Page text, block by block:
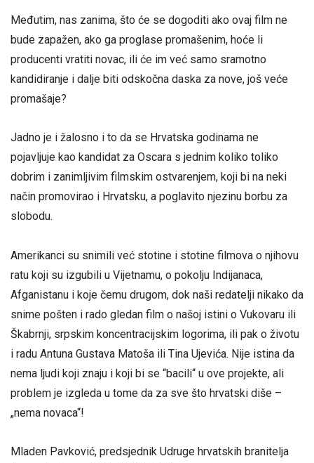
Međutim, nas zanima, što će se dogoditi ako ovaj film ne
bude zapažen, ako ga proglase promašenim, hoće li
producenti vratiti novac, ili će im već samo sramotno
kandidiranje i dalje biti odskočna daska za nove, još veće
promašaje?
Jadno je i žalosno i to da se Hrvatska godinama ne
pojavljuje kao kandidat za Oscara s jednim koliko toliko
dobrim i zanimljivim filmskim ostvarenjem, koji bi na neki
način promovirao i Hrvatsku, a poglavito njezinu borbu za
slobodu.
Amerikanci su snimili već stotine i stotine filmova o njihovu
ratu koji su izgubili u Vijetnamu, o pokolju Indijanaca,
Afganistanu i koje čemu drugom, dok naši redatelji nikako da
snime pošten i rado gledan film o našoj istini o Vukovaru ili
Škabrnji, srpskim koncentracijskim logorima, ili pak o životu
i radu Antuna Gustava Matoša ili Tina Ujevića. Nije istina da
nema ljudi koji znaju i koji bi se “bacili“ u ove projekte, ali
problem je izgleda u tome da za sve što hrvatski diše –
„nema novaca“!
Mladen Pavković, predsjednik Udruge hrvatskih branitelja